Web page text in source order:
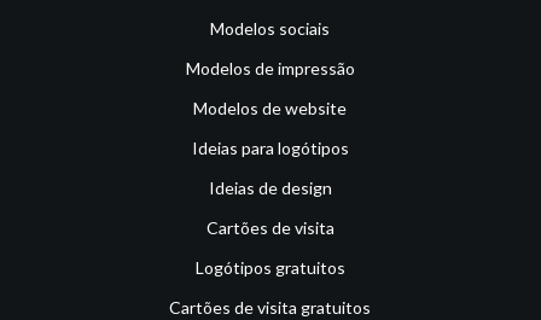
Modelos sociais
Modelos de impressão
Modelos de website
Ideias para logótipos
Ideias de design
Cartões de visita
Logótipos gratuitos
Cartões de visita gratuitos